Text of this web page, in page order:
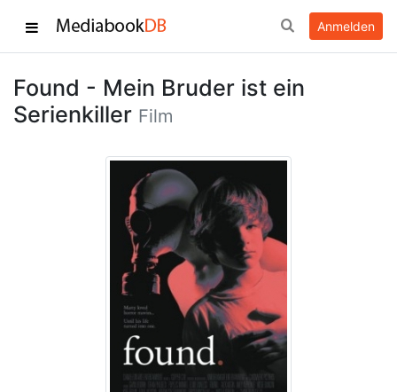
Anmelden
Found - Mein Bruder ist ein
Serienkiller Film